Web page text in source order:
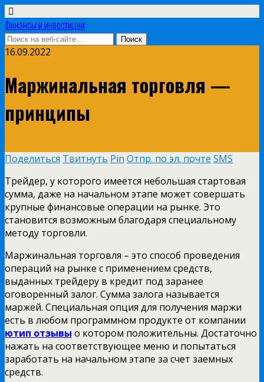
Финансы и инвестиции
16.09.2022
Маржинальная торговля —
принципы
Поделиться Твитнуть Pin Отпр. по эл. почте SMS
Трейдер, у которого имеется небольшая стартовая
сумма, даже на начальном этапе может совершать
крупные финансовые операции на рынке. Это
становится возможным благодаря специальному
методу торговли.
Маржинальная торговля – это способ проведения
операций на рынке с применением средств,
выданных трейдеру в кредит под заранее
оговоренный залог. Сумма залога называется
маржей. Специальная опция для получения маржи
есть в любом программном продукте от компании
ютип отзывы о котором положительны. Достаточно
нажать на соответствующее меню и попытаться
заработать на начальном этапе за счет заемных
средств.